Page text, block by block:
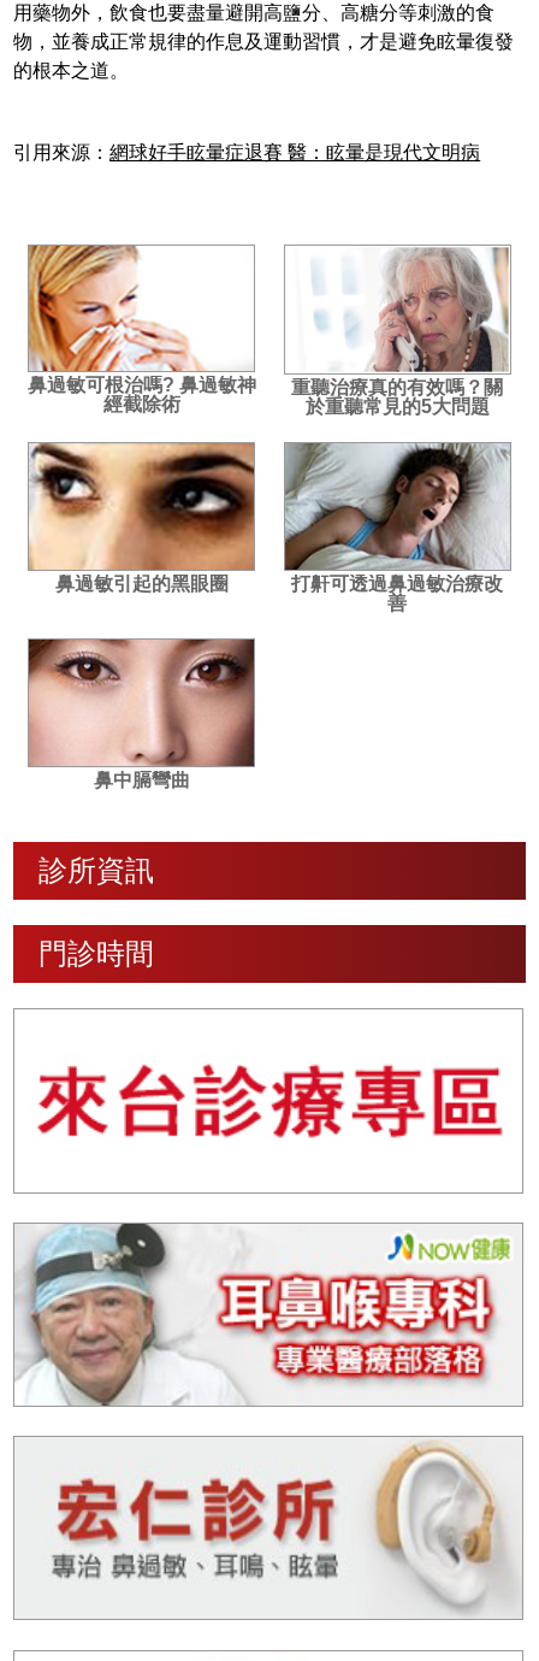
用藥物外，飲食也要盡量避開高鹽分、高糖分等刺激的食
物，並養成正常規律的作息及運動習慣，才是避免眩暈復發
的根本之道。
引用來源：網球好手眩暈症退賽 醫：眩暈是現代文明病
鼻過敏可根治嗎? 鼻過敏神
經截除術
重聽治療真的有效嗎？關
於重聽常見的5大問題
鼻過敏引起的黑眼圈
打鼾可透過鼻過敏治療改
善
鼻中膈彎曲
診所資訊
門診時間